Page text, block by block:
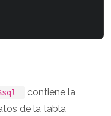
contiene la
de la tabla